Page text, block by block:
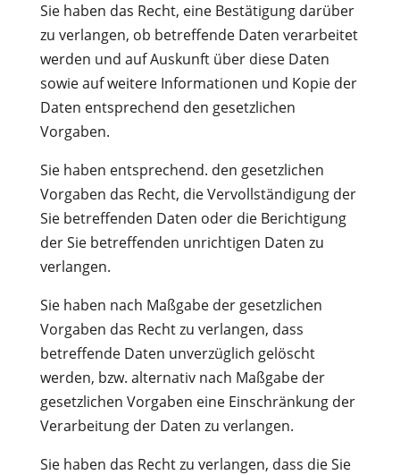
Sie haben das Recht, eine Bestätigung darüber
zu verlangen, ob betreffende Daten verarbeitet
werden und auf Auskunft über diese Daten
sowie auf weitere Informationen und Kopie der
Daten entsprechend den gesetzlichen
Vorgaben.
Sie haben entsprechend. den gesetzlichen
Vorgaben das Recht, die Vervollständigung der
Sie betreffenden Daten oder die Berichtigung
der Sie betreffenden unrichtigen Daten zu
verlangen.
Sie haben nach Maßgabe der gesetzlichen
Vorgaben das Recht zu verlangen, dass
betreffende Daten unverzüglich gelöscht
werden, bzw. alternativ nach Maßgabe der
gesetzlichen Vorgaben eine Einschränkung der
Verarbeitung der Daten zu verlangen.
Sie haben das Recht zu verlangen, dass die Sie